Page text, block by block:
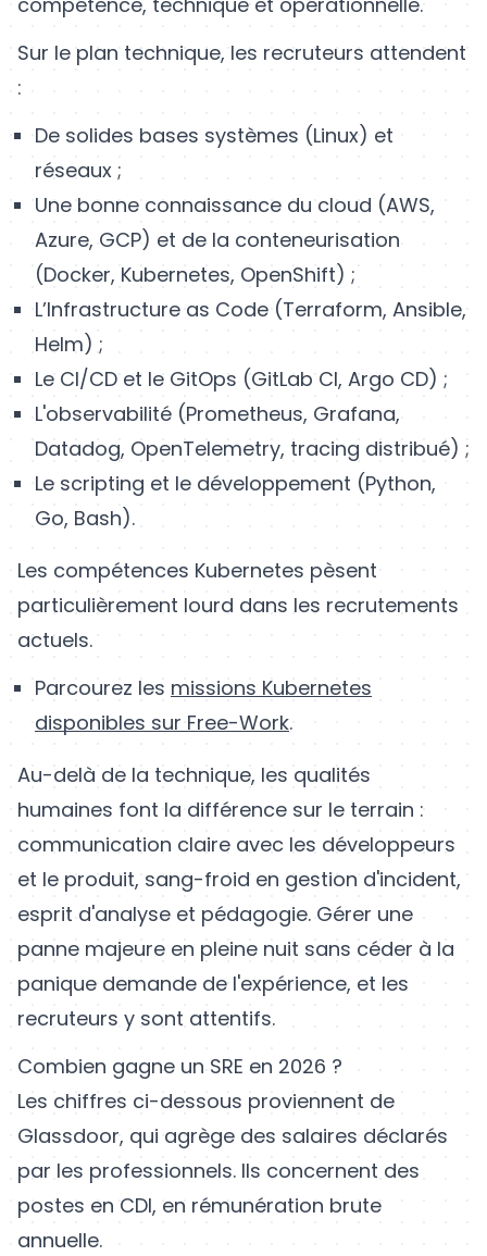
Sur le plan technique, les recruteurs attendent
:
De solides bases systèmes (Linux) et
réseaux ;
Une bonne connaissance du cloud (AWS,
Azure, GCP) et de la conteneurisation
(Docker, Kubernetes, OpenShift) ;
L’Infrastructure as Code (Terraform, Ansible,
Helm) ;
Le CI/CD et le GitOps (GitLab CI, Argo CD) ;
L'observabilité (Prometheus, Grafana,
Datadog, OpenTelemetry, tracing distribué) ;
Le scripting et le développement (Python,
Go, Bash).
Les compétences Kubernetes pèsent
particulièrement lourd dans les recrutements
actuels.
Parcourez les missions Kubernetes
disponibles sur Free-Work.
Au-delà de la technique, les qualités
humaines font la différence sur le terrain :
communication claire avec les développeurs
et le produit, sang-froid en gestion d'incident,
esprit d'analyse et pédagogie. Gérer une
panne majeure en pleine nuit sans céder à la
panique demande de l'expérience, et les
recruteurs y sont attentifs.
Combien gagne un SRE en 2026 ?
Les chiffres ci-dessous proviennent de
Glassdoor, qui agrège des salaires déclarés
par les professionnels. Ils concernent des
postes en CDI, en rémunération brute
annuelle.